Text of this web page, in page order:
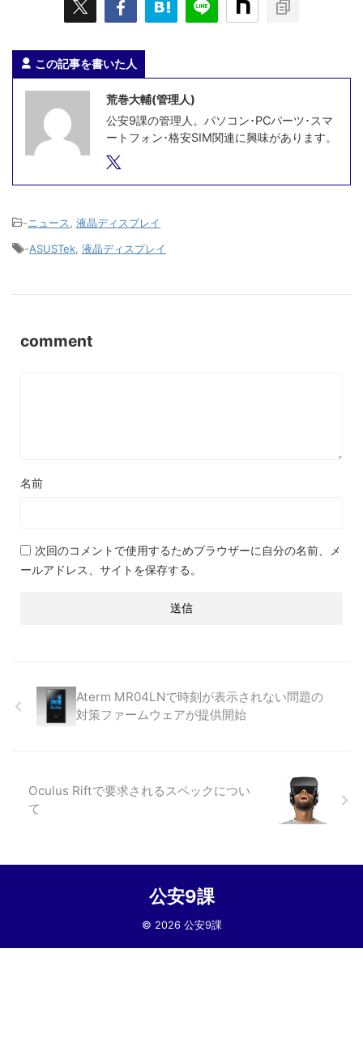
この記事を書いた人
荒巻大輔(管理人)
公安9課の管理人。パソコン･PCパーツ･スマ
ートフォン･格安SIM関連に興味があります。
-ニュース
液晶ディスプレイ
-ASUSTek 液晶ディスプレイ
comment
名前
次回のコメントで使用するためブラウザーに自分の名前、メ
ールアドレス、サイトを保存する。
Aterm MR04LNで時刻が表示されない問題の
対策ファームウェアが提供開始
Oculus Riftで要求されるスペックについ
て
公安9課
© 2026 公安9課